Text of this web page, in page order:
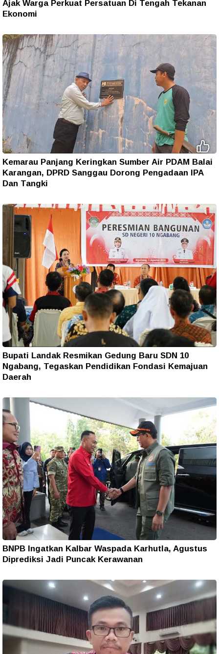
Ajak Warga Perkuat Persatuan Di Tengah Tekanan
Ekonomi
Kemarau Panjang Keringkan Sumber Air PDAM Balai
Karangan, DPRD Sanggau Dorong Pengadaan IPA
Dan Tangki
Bupati Landak Resmikan Gedung Baru SDN 10
Ngabang, Tegaskan Pendidikan Fondasi Kemajuan
Daerah
BNPB Ingatkan Kalbar Waspada Karhutla, Agustus
Diprediksi Jadi Puncak Kerawanan